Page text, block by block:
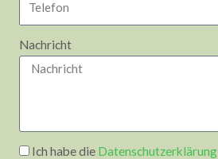
Nachricht
Ich habe die Datenschutzerklärung